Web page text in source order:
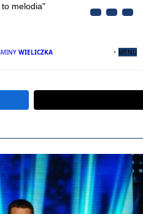
WIELICZKA MENU
melodia"